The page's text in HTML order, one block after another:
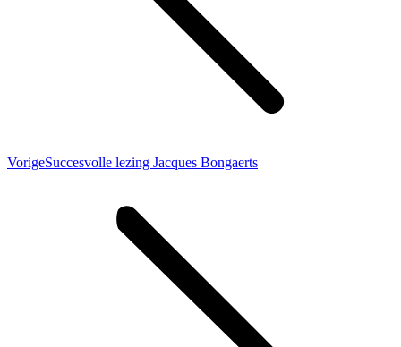
VorigeVorig
Succesvolle lezing Jacques Bongaerts